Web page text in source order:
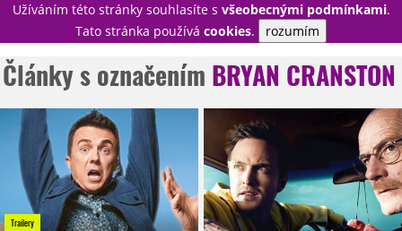
Užíváním této stránky souhlasíte s všeobecnými podmínkami.
Tato stránka používá cookies. rozumím
PŘIHLÁSIT
NOVINKY
TÉMATA
RECENZE
EPIZODY
KULT
TRAILERY
GALERIE
DISKUZE
STATISTIKY
TIRÁŽ
Články s označením BRYAN CRANSTON
Trailery